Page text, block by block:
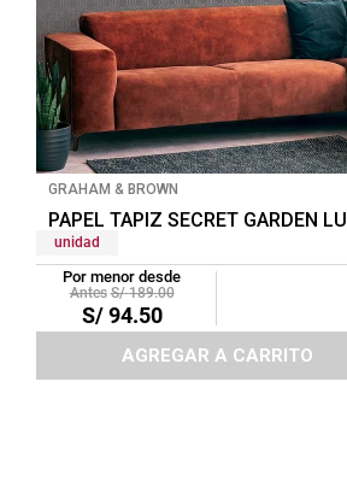
GRAHAM & BROWN
PAPEL TAPIZ SECRET GARDEN
unidad
Por menor desde
S/ 189.00
S/ 94.50
AGREGAR A CARRITO